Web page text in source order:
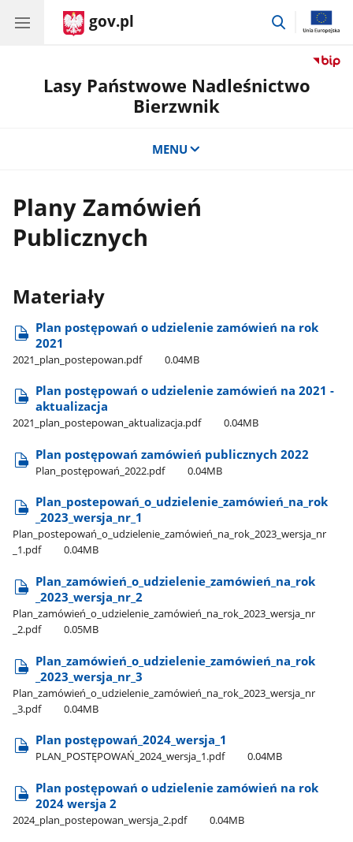
gov.pl
przejdź
Lasy Państwowe Nadleśnictwo
Bierzwnik
MENU
Plany Zamówień
Publicznych
Materiały
Plan postępowań o udzielenie zamówień na rok
2021
2021​_plan​_postepowan.pdf 0.04MB
Plan postępowań o udzielenie zamówień na 2021 -
aktualizacja
2021​_plan​_postepowan​_aktualizacja.pdf 0.04MB
Plan postępowań zamówień publicznych 2022
Plan​_postępowań​_2022.pdf 0.04MB
Plan​_postepowań​_o​_udzielenie​_zamówień​_na​_rok​
_2023​_wersja​_nr​_1
Plan​_postepowań​_o​_udzielenie​_zamówień​_na​_rok​_2023​_wersja​_nr​
_1.pdf
0.04MB
Plan​_zamówień​_o​_udzielenie​_zamówień​_na​_rok​
_2023​_wersja​_nr​_2
Plan​_zamówień​_o​_udzielenie​_zamówień​_na​_rok​_2023​_wersja​_nr​
_2.pdf
0.05MB
Plan​_zamówień​_o​_udzielenie​_zamówień​_na​_rok​
_2023​_wersja​_nr​_3
Plan​_zamówień​_o​_udzielenie​_zamówień​_na​_rok​_2023​_wersja​_nr​
_3.pdf
0.04MB
Plan postępowań​_2024​_wersja​_1
PLAN​_POSTĘPOWAŃ​_2024​_wersja​_1.pdf 0.04MB
Plan postępowań o udzielenie zamówień na rok
2024 wersja 2
2024​_plan​_postepowan​_wersja​_2.pdf 0.04MB